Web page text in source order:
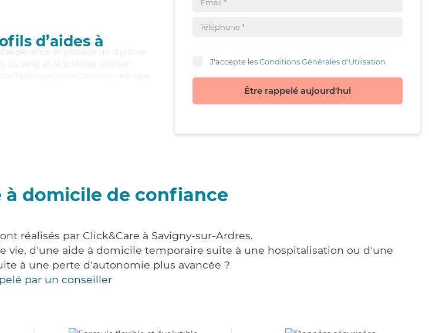
d’aides à
et possède un diplôme
du sang et la sclérose latérale
J'accepte lesConditions Générales d'Utilisation
Être rappelé aujourd'hui
à domicile de confiance
réalisés par Click&Care à Savigny-sur-Ardres.
d'une aide à domicile temporaire suite à une hospitalisation ou d'une
à une perte d'autonomie plus avancée ?
par un conseiller